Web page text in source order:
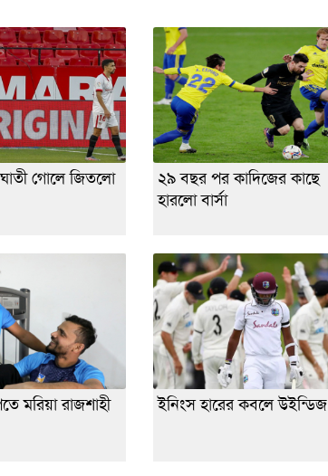
গোলে জিতলো
২৯ বছর পর কাদিজের কাছে
হারলো বার্সা
মরিয়া রাজশাহী ইনিংস হারের কবলে উইন্ডিজ